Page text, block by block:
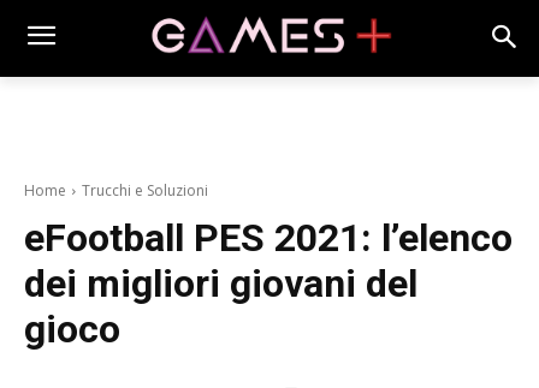
Home Trucchi e Soluzioni
eFootball PES 2021: l’elenco
dei migliori giovani del
gioco